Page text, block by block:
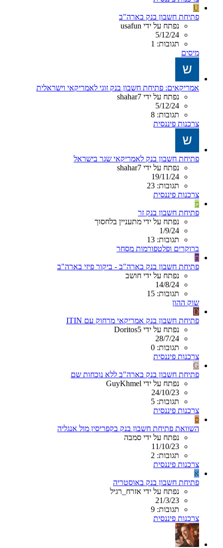
U
פתיחת חשבון בנק בארה"ב
נפתח על ידי usafun
5/12/24
תגובות: 1
מיסים
אמריקאים: פתיחת חשבון בנק זוגי לאמריקאי וישראלית
נפתח על ידי shahar7
5/12/24
תגובות: 8
צרכנות פיננסית
פתיחת חשבון בנק לאמריקאי שגר בישראל
נפתח על ידי shahar7
19/11/24
תגובות: 23
צרכנות פיננסית
מ
פתיחת חשבון בנק זר
נפתח על ידי מתעניין בלחסוך
1/9/24
תגובות: 13
ברוקרים ופלטפורמות מסחר
ח
פתיחת חשבון בנק בארה"ב - ביקור פיזי בארה"ב
נפתח על ידי חושב
14/8/24
תגובות: 15
שוק ההון
D
פתיחת חשבון בנק אמריקאי מרחוק עם ITIN
נפתח על ידי Doritos5
28/7/24
תגובות: 0
צרכנות פיננסית
G
פתיחת חשבון בנק בארה"ב ללא נוכחות שם
נפתח על ידי GuyKhmel
24/10/23
תגובות: 5
צרכנות פיננסית
ס
השוואת פתיחת חשבון בנק בקפריסין מול אנגליה
נפתח על ידי סמבה
11/10/23
תגובות: 2
צרכנות פיננסית
א
פתיחת חשבון בנק באוסטריה
נפתח על ידי אזרח_רגיל
21/3/23
תגובות: 9
צרכנות פיננסית